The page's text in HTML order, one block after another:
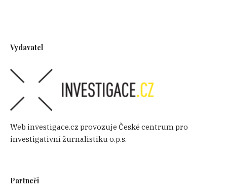
Vydavatel
Web investigace.cz provozuje České centrum pro
investigativní žurnalistiku o.p.s.
Partneři